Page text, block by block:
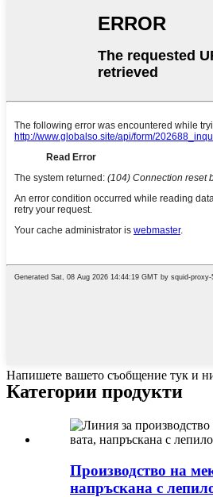
Напишете вашето съобщение тук и
Категории продукти
Производство на
напръскана с